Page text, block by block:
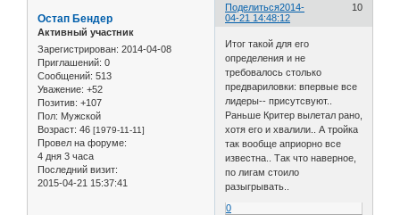
Поделиться 10
2014-
04-21 14:48:12
Остап Бендер
Активный участник
Зарегистрирован: 2014-04-08
Приглашений: 0
Сообщений: 513
Уважение: +52
Позитив: +107
Пол: Мужской
Возраст: 46 [1979-11-11]
Провел на форуме:
4 дня 3 часа
Последний визит:
2015-04-21 15:37:41
Итог такой для его
определения и не
требовалось столько
предвариловки: впервые все
лидеры-- присутсвуют..
Раньше Критер вылетал рано,
хотя его и хвалили.. А тройка
так вообще априорно все
известна.. Так что наверное,
по лигам стоило
разыгрывать..
0